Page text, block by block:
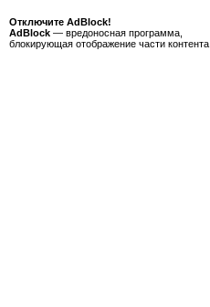
Отключите AdBlock!
AdBlock — вредоносная программа,
блокирующая отображение части контента.